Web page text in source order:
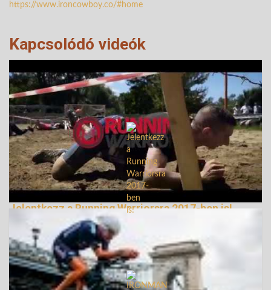
https://www.ironcowboy.co/#home
Kapcsolódó videók
Jelentkezz a Running Warriorsra 2017-ben is!
245366 Nézetek